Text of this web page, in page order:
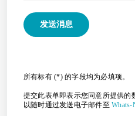
所有标有 (*) 的字段均为必填项。
提交此表单即表示您同意所提供的
以随时通过发送电子邮件至Whats-